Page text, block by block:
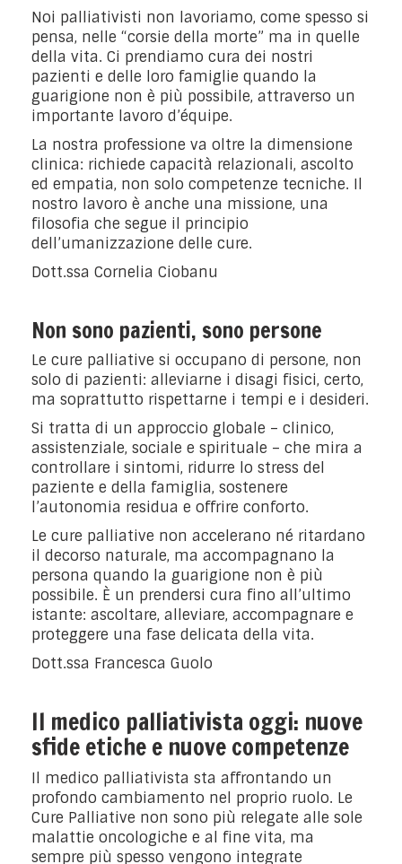
Noi palliativisti non lavoriamo, come spesso si
pensa, nelle “corsie della morte” ma in quelle
della vita. Ci prendiamo cura dei nostri
pazienti e delle loro famiglie quando la
guarigione non è più possibile, attraverso un
importante lavoro d’équipe.
La nostra professione va oltre la dimensione
clinica: richiede capacità relazionali, ascolto
ed empatia, non solo competenze tecniche. Il
nostro lavoro è anche una missione, una
filosofia che segue il principio
dell’umanizzazione delle cure.
Dott.ssa Cornelia Ciobanu
Non sono pazienti, sono persone
Le cure palliative si occupano di persone, non
solo di pazienti: alleviarne i disagi fisici, certo,
ma soprattutto rispettarne i tempi e i desideri.
Si tratta di un approccio globale – clinico,
assistenziale, sociale e spirituale – che mira a
controllare i sintomi, ridurre lo stress del
paziente e della famiglia, sostenere
l’autonomia residua e offrire conforto.
Le cure palliative non accelerano né ritardano
il decorso naturale, ma accompagnano la
persona quando la guarigione non è più
possibile. È un prendersi cura fino all’ultimo
istante: ascoltare, alleviare, accompagnare e
proteggere una fase delicata della vita.
Dott.ssa Francesca Guolo
Il medico palliativista oggi: nuove
sfide etiche e nuove competenze
Il medico palliativista sta affrontando un
profondo cambiamento nel proprio ruolo. Le
Cure Palliative non sono più relegate alle sole
malattie oncologiche e al fine vita, ma
sempre più spesso vengono integrate